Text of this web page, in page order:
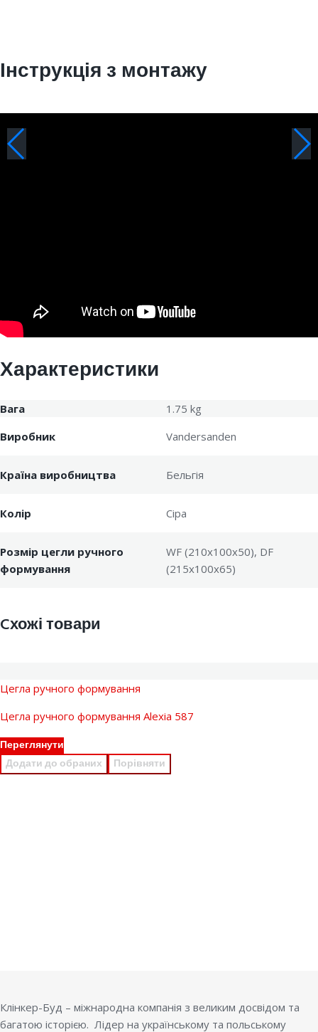
Інструкція з монтажу
Характеристики
Вага
1.75 kg
Виробник
Vandersanden
Країна виробництва Бельгія
Колір Сіра
Розмір цегли ручного
формування
WF (210x100x50), DF
(215x100x65)
Cхожі товари
Цегла ручного формування
Цегла ручного формування Alexia 587
Переглянути
Додати до обраних
Порівняти
Клінкер-Буд – міжнародна компанія з великим досвідом та
багатою історією. Лідер на українському та польському